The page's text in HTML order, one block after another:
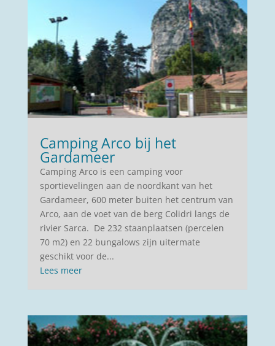
Camping Arco bij het
Gardameer
Camping Arco is een camping voor
sportievelingen aan de noordkant van het
Gardameer, 600 meter buiten het centrum van
Arco, aan de voet van de berg Colidri langs de
rivier Sarca. De 232 staanplaatsen (percelen
70 m2) en 22 bungalows zijn uitermate
geschikt voor de...
Lees meer